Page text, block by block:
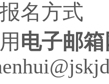
报名方式
电子邮